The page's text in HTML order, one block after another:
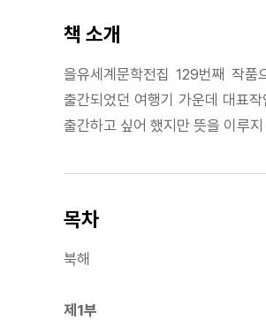
책 소개
을유세계문학전집 129번째 작
출간되었던 여행기 가운데 대표작
출간하고 싶어 했지만 뜻을 이루
목차
북해
제1부